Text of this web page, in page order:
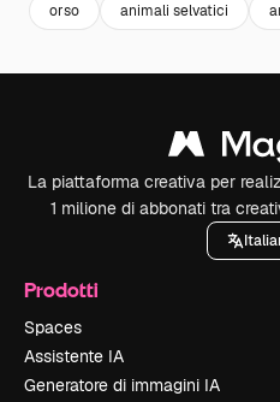
orso animali selvatici
La piattaforma creativa per
1 milione di abbonati tra
Prodotti
Spaces
Assistente IA
Generatore di immagini IA